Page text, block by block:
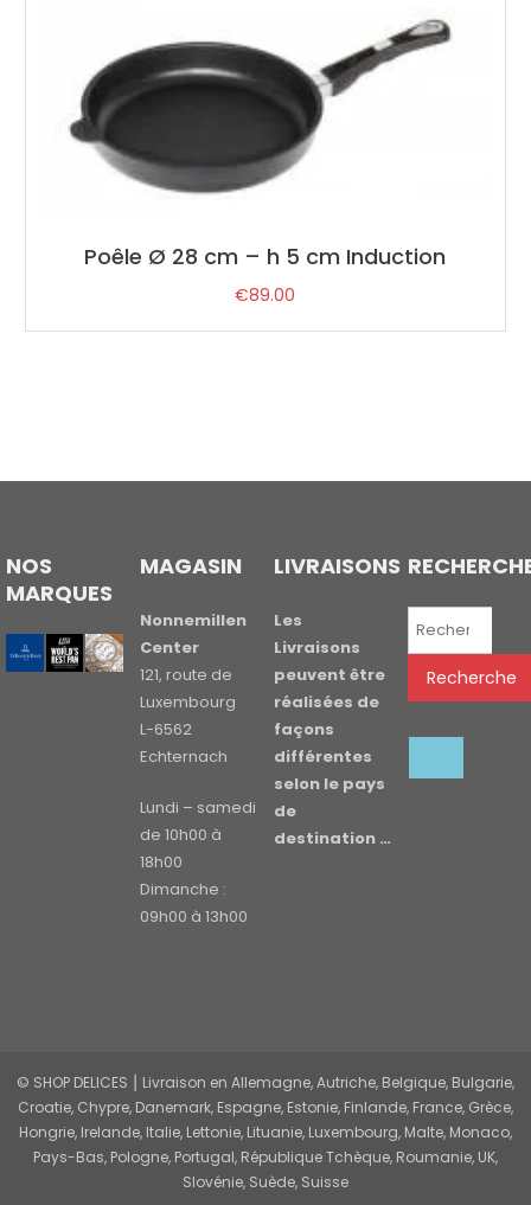
Poêle Ø 28 cm – h 5 cm Induction
€89.00
NOS
MARQUES
MAGASIN
Nonnemillen
Center
121, route de
Luxembourg
L-6562
Echternach
Lundi – samedi
de 10h00 à
18h00
Dimanche :
09h00 à 13h00
LIVRAISONS
Les
Livraisons
peuvent être
réalisées de
façons
différentes
selon le pays
de
destination …
Recherche
Recherche
© SHOP DELICES ⎮ Livraison en Allemagne, Autriche, Belgique, Bulgarie,
Croatie, Chypre, Danemark, Espagne, Estonie, Finlande, France, Grèce,
Hongrie, Irelande, Italie, Lettonie, Lituanie, Luxembourg, Malte, Monaco,
Pays-Bas, Pologne, Portugal, République Tchèque, Roumanie, UK,
Slovénie, Suède, Suisse